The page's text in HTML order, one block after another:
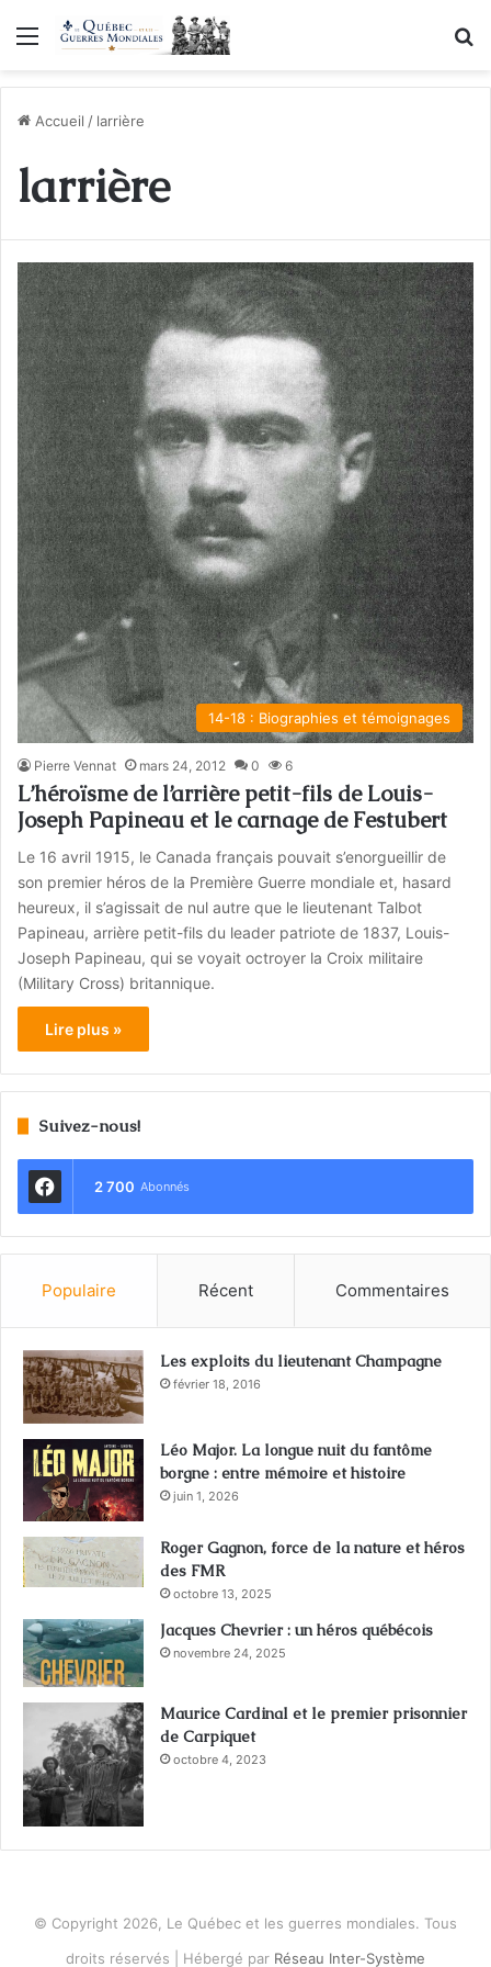
Menu
Accueil / larrière
larrière
14-18 : Biographies et témoignages
Pierre Vennat mars 24, 2012 0 6
L’héroïsme de l’arrière petit-fils de Louis-
Joseph Papineau et le carnage de Festubert
Le 16 avril 1915, le Canada français pouvait s’enorgueillir de
son premier héros de la Première Guerre mondiale et, hasard
heureux, il s’agissait de nul autre que le lieutenant Talbot
Papineau, arrière petit-fils du leader patriote de 1837, Louis-
Joseph Papineau, qui se voyait octroyer la Croix militaire
(Military Cross) britannique.
Lire plus »
Suivez-nous!
2 700 Abonnés
Populaire Récent Commentaires
Les exploits du lieutenant Champagne
février 18, 2016
Léo Major. La longue nuit du fantôme
borgne : entre mémoire et histoire
juin 1, 2026
Roger Gagnon, force de la nature et héros
des FMR
octobre 13, 2025
Jacques Chevrier : un héros québécois
novembre 24, 2025
Maurice Cardinal et le premier prisonnier
de Carpiquet
octobre 4, 2023
© Copyright 2026, Le Québec et les guerres mondiales. Tous
droits réservés | Hébergé par Réseau Inter-Système